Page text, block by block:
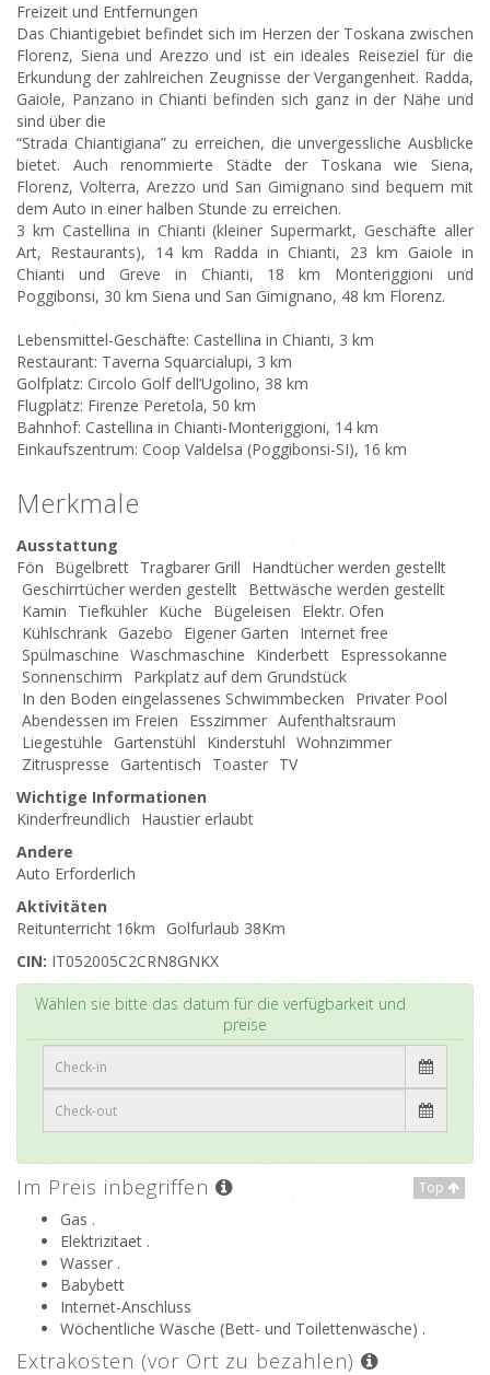
Freizeit und Entfernungen
Das Chiantigebiet befindet sich im Herzen der Toskana zwischen
Florenz, Siena und Arezzo und ist ein ideales Reiseziel für die
Erkundung der zahlreichen Zeugnisse der Vergangenheit. Radda,
Gaiole, Panzano in Chianti befinden sich ganz in der Nähe und
sind über die
“Strada Chiantigiana” zu erreichen, die unvergessliche Ausblicke
bietet. Auch renommierte Städte der Toskana wie Siena,
Florenz, Volterra, Arezzo und San Gimignano sind bequem mit
dem Auto in einer halben Stunde zu erreichen.
3 km Castellina in Chianti (kleiner Supermarkt, Geschäfte aller
Art, Restaurants), 14 km Radda in Chianti, 23 km Gaiole in
Chianti und Greve in Chianti, 18 km Monteriggioni und
Poggibonsi, 30 km Siena und San Gimignano, 48 km Florenz.
Lebensmittel-Geschäfte: Castellina in Chianti, 3 km
Restaurant: Taverna Squarcialupi, 3 km
Golfplatz: Circolo Golf dell’Ugolino, 38 km
Flugplatz: Firenze Peretola, 50 km
Bahnhof: Castellina in Chianti-Monteriggioni, 14 km
Einkaufszentrum: Coop Valdelsa (Poggibonsi-SI), 16 km
Merkmale
Ausstattung
Fön
Bügelbrett Tragbarer Grill
Handtücher werden gestellt
Geschirrtücher werden gestellt Bettwäsche werden gestellt
Kamin
Tiefkühler Küche Bügeleisen
Elektr. Ofen
Kühlschrank Gazebo Eigener Garten
Internet free
Spülmaschine Waschmaschine Kinderbett Espressokanne
Sonnenschirm
Parkplatz auf dem Grundstück
In den Boden eingelassenes Schwimmbecken
Privater Pool
Abendessen im Freien
Esszimmer Aufenthaltsraum
Liegestühle
Gartenstühl Kinderstuhl Wohnzimmer
Zitruspresse Gartentisch Toaster TV
Wichtige Informationen
Kinderfreundlich
Haustier erlaubt
Andere
Auto Erforderlich
Aktivitäten
Reitunterricht 16km
Golfurlaub 38Km
CIN: IT052005C2CRN8GNKX
Wählen sie bitte das datum für die verfügbarkeit und
preise
Top
Im Preis inbegriffen
Gas .
Elektrizitaet .
Wasser .
Babybett
Internet-Anschluss
Wöchentliche Wäsche (Bett- und Toilettenwäsche) .
Extrakosten (vor Ort zu bezahlen)